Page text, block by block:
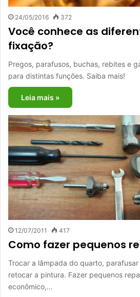
24/05/2016 372
Você conhece as
fixação?
Pregos, parafusos, buchas, rebites e
para distintas funções. Saiba mais!
Leia mais »
12/07/2011 417
Como fazer pequenos
Trocar a lâmpada do quarto,
retocar a pintura. Fazer pequenos
econômico,…